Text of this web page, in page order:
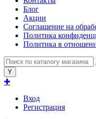
Блог
Акции
Соглашение на
Политика
Политика в
✚
Вход
Регистрация